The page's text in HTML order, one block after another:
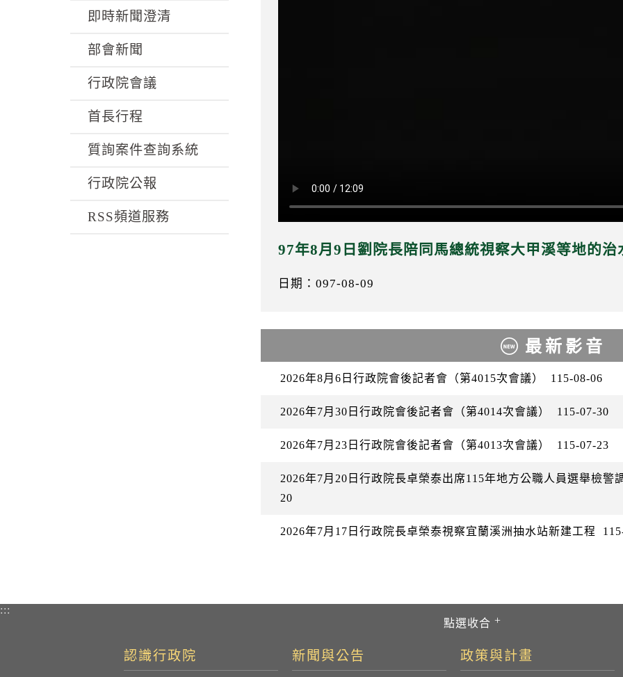
即時新聞澄清
部會新聞
行政院會議
首長行程
質詢案件查詢系統
行政院公報
RSS頻道服務
97年8月9日劉院長陪同馬總統視察大甲溪等地的治
日期：097-08-09
最新影音
2026年8月6日行政院會後記者會（第4015次會議） 115-08-06
2026年7月30日行政院會後記者會（第4014次會議） 115-07-30
2026年7月23日行政院會後記者會（第4013次會議） 115-07-23
2026年7月20日行政院長卓榮泰出席115年地方公職人員選舉檢警
20
2026年7月17日行政院長卓榮泰視察宜蘭溪洲抽水站新建工程
:::
認識行政院 新聞與公告 政策與計畫